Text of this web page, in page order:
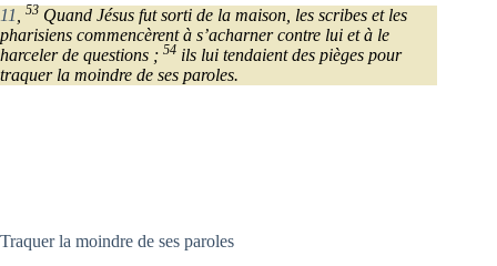
11
53 Quand Jésus fut sorti de la maison, les scribes et les
pharisiens commencèrent à s’acharner contre lui et à le
harceler de questions ; 54 ils lui tendaient des pièges pour
traquer la moindre de ses paroles.
Traquer la moindre de ses paroles